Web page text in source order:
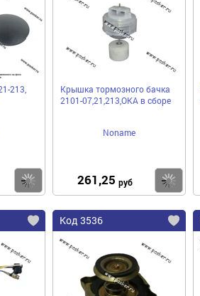
213,
Купить
Крышка тормозного бачка
2101-07,21,213,ОКА в сборе
Noname
261,25 руб
Код 3536